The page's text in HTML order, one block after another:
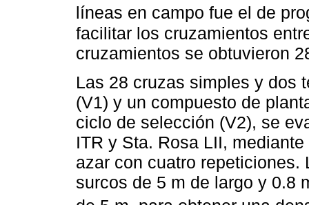
líneas en campo fue el de
facilitar los cruzamientos
cruzamientos se obtuvieron
Las 28 cruzas simples y dos
(V1) y un compuesto de
ciclo de selección (V2), se
ITR y Sta. Rosa LII,
azar con cuatro
surcos de 5 m de largo y 0.8